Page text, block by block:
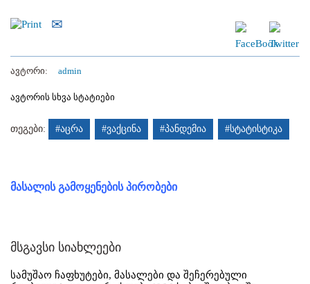
ავტორი: admin
ავტორის სხვა სტატიები
თეგები: #აცრა #ვაქცინა #პანდემია #სტატისტიკა
მასალის გამოყენების პირობები
მსგავსი სიახლეები
სამუშაო ჩაფხუტები, მასალები და შეჩერებული